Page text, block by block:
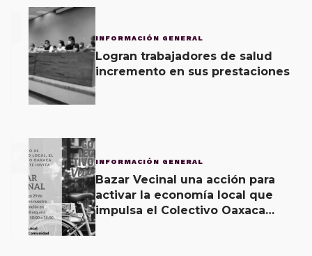
INFORMACIÓN GENERAL
Logran trabajadores de salud
incremento en sus prestaciones
2 INFORMACIÓN GENERAL
Bazar Vecinal una acción para
activar la economía local que
impulsa el Colectivo Oaxaca